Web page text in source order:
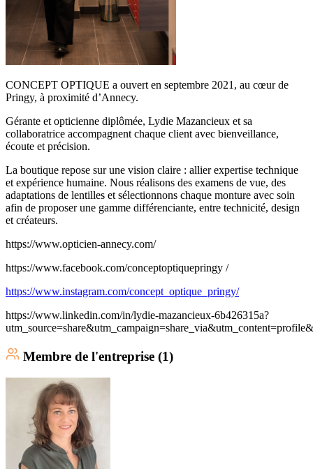
CONCEPT OPTIQUE a ouvert en septembre 2021, au cœur de
Pringy, à proximité d’Annecy.
Gérante et opticienne diplômée, Lydie Mazancieux et sa
collaboratrice accompagnent chaque client avec bienveillance,
écoute et précision.
La boutique repose sur une vision claire : allier expertise technique
et expérience humaine. Nous réalisons des examens de vue, des
adaptations de lentilles et sélectionnons chaque monture avec soin
afin de proposer une gamme différenciante, entre technicité, design
et créateurs.
https://www.opticien-annecy.com/
https://www.facebook.com/conceptoptiquepringy /
https://www.instagram.com/concept_optique_pringy/
https://www.linkedin.com/in/lydie-mazancieux-6b426315a?
Membre de l'entreprise (1)